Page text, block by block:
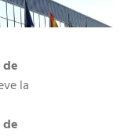
la